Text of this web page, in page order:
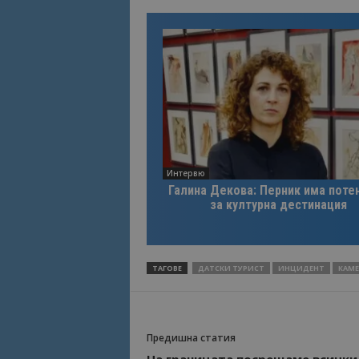
Интервю
Галина Декова: Перник има
за културна дестинация
ТАГОВЕ ДАТСКИ ТУРИСТ ИНЦИДЕНТ
Предишна статия
is_visitor_unique
is_unique
_ga_B09EBBY8PY
_ga_WXPDN4HSCV
_ga_FK650GXHRZ
Име